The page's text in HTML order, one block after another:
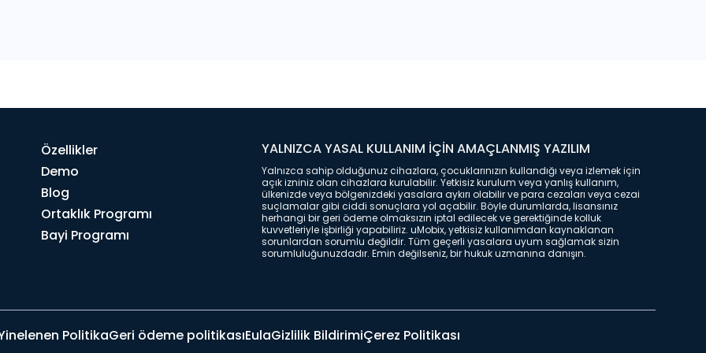
Özellikler
Demo
Blog
Ortaklık Programı
Bayi Programı
YALNIZCA YASAL KULLANIM İÇİN AMAÇLANMIŞ YAZILIM
Yalnızca sahip olduğunuz cihazlara, çocuklarınızın kullandığı veya izlemek için
açık izniniz olan cihazlara kurulabilir. Yetkisiz kurulum veya yanlış kullanım,
ülkenizde veya bölgenizdeki yasalara aykırı olabilir ve para cezaları veya cezai
suçlamalar gibi ciddi sonuçlara yol açabilir. Böyle durumlarda, lisansınız
herhangi bir geri ödeme olmaksızın iptal edilecek ve gerektiğinde kolluk
kuvvetleriyle işbirliği yapabiliriz. uMobix, yetkisiz kullanımdan kaynaklanan
sorunlardan sorumlu değildir. Tüm geçerli yasalara uyum sağlamak sizin
sorumluluğunuzdadır. Emin değilseniz, bir hukuk uzmanına danışın.
PolitikaGeri ödeme politikasıEulaGizlilik BildirimiÇerez Politikası